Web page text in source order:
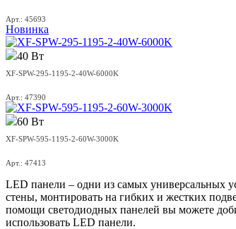
Арт.: 45693
Новинка
40 Вт
XF-SPW-295-1195-2-40W-6000K
Арт.: 47390
60 Вт
XF-SPW-595-1195-2-60W-3000K
Арт.: 47413
LED панели – одни из самых универсальных
стены, монтировать на гибких и жестких
помощи светодиодных панелей вы можете
использовать LED панели.